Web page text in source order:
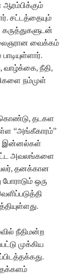
சட்டத்தையும்
வைக்கம்
வாழ்க்கை, நீதி,
நம்முள்
தடகள
“அங்கீகாரம்”
இன்னல்கள்
அவலங்களை
தனக்கான
ஒரு
நீதிமன்ற
முக்கிய